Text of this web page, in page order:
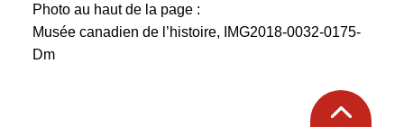
Photo au haut de la page :
Musée canadien de l’histoire, IMG2018-0032-0175-
Dm
Retour
en